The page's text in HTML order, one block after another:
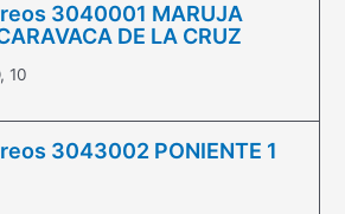
3040001 MARUJA
DE LA CRUZ
10
3043002 PONIENTE 1